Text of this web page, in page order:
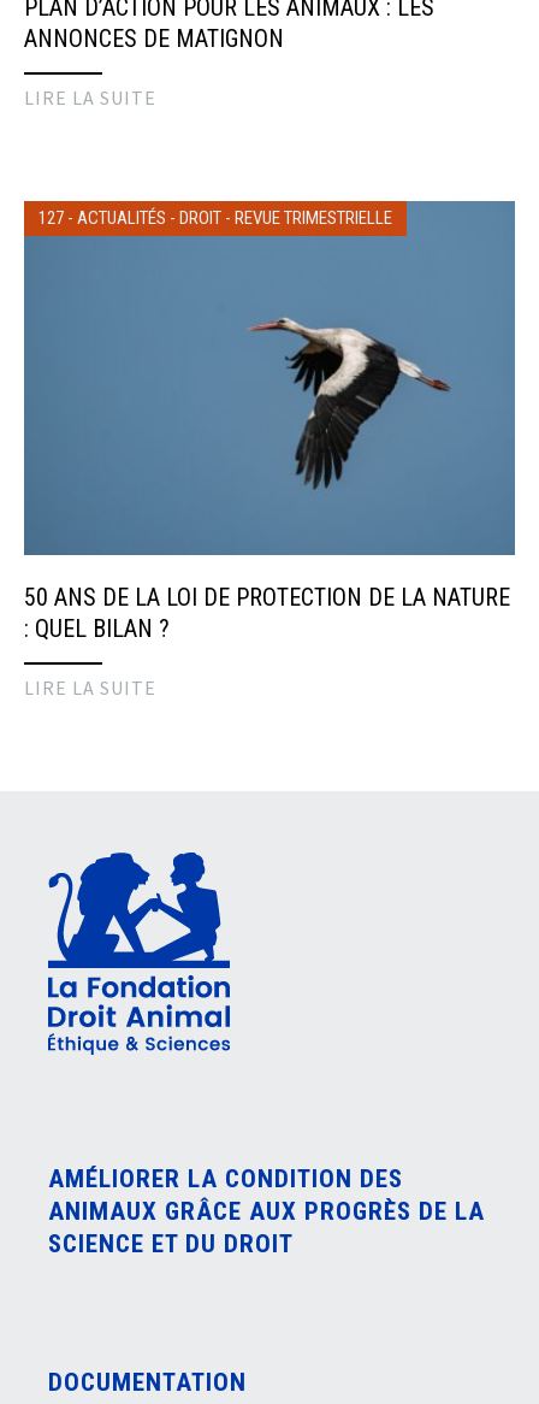
PLAN D’ACTION POUR LES ANIMAUX : LES
ANNONCES DE MATIGNON
LIRE LA SUITE
127 - ACTUALITÉS - DROIT - REVUE TRIMESTRIELLE
50 ANS DE LA LOI DE PROTECTION DE LA NATURE
: QUEL BILAN ?
LIRE LA SUITE
AMÉLIORER LA CONDITION DES
ANIMAUX GRÂCE AUX PROGRÈS DE LA
SCIENCE ET DU DROIT
DOCUMENTATION